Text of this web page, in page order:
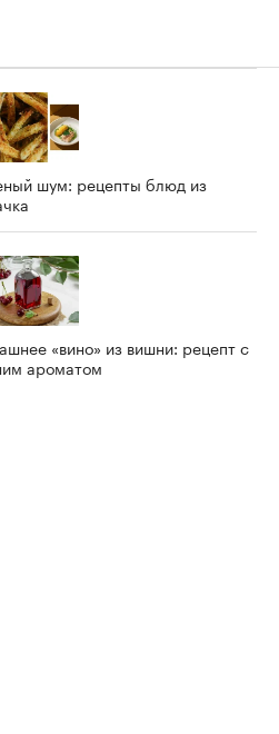
шум: рецепты блюд из
«вино» из вишни: рецепт с
ароматом